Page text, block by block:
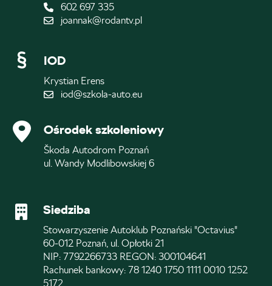
602 697 335
joannak@rodantv.pl
IOD
Krystian Erens
iod@szkola-auto.eu
Ośrodek szkoleniowy
Škoda Autodrom Poznań
ul. Wandy Modlibowskiej 6
Siedziba
Stowarzyszenie Autoklub Poznański "Octavius"
60-012 Poznań, ul. Opłotki 21
NIP: 7792266733 REGON: 300104641
Rachunek bankowy: 78 1240 1750 1111 0010 1252
5172